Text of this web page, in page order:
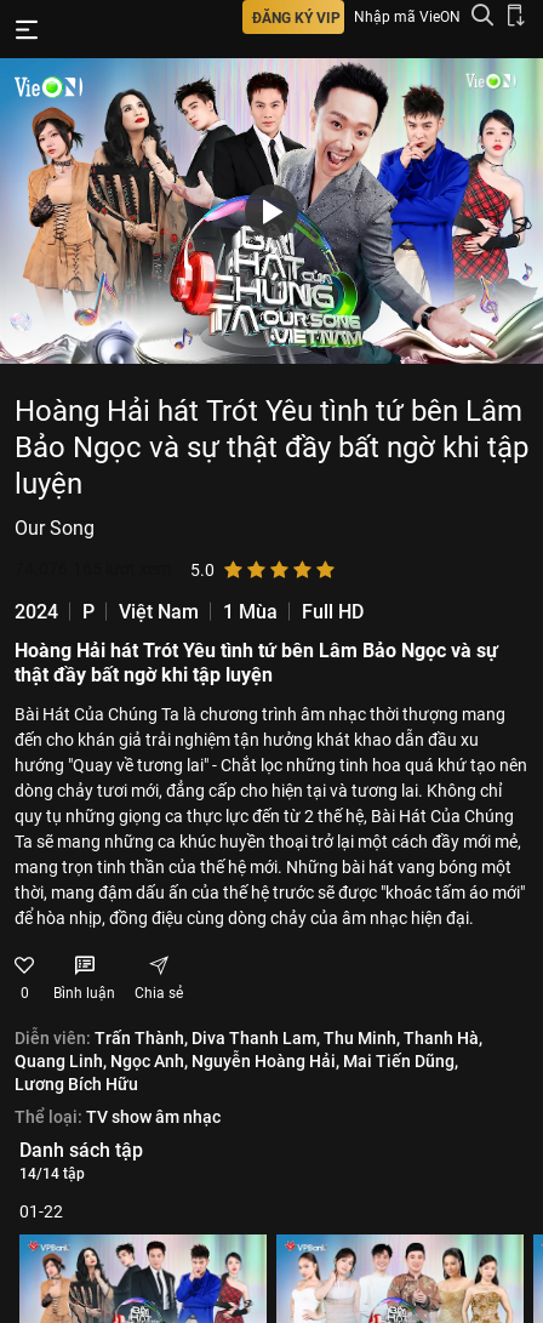
ĐĂNG KÝ VIP Nhập mã VieON
Hoàng Hải hát Trót Yêu tình tứ bên Lâm
Bảo Ngọc và sự thật đầy bất ngờ khi tập
luyện
Our Song
5.0
2024 P Việt Nam 1 Mùa
Full HD
Hoàng Hải hát Trót Yêu tình tứ bên Lâm Bảo Ngọc và sự
thật đầy bất ngờ khi tập luyện
Bài Hát Của Chúng Ta là chương trình âm nhạc thời thượng mang
đến cho khán giả trải nghiệm tận hưởng khát khao dẫn đầu xu
hướng "Quay về tương lai" - Chắt lọc những tinh hoa quá khứ tạo nên
dòng chảy tươi mới, đẳng cấp cho hiện tại và tương lai. Không chỉ
quy tụ những giọng ca thực lực đến từ 2 thế hệ, Bài Hát Của Chúng
Ta sẽ mang những ca khúc huyền thoại trở lại một cách đầy mới mẻ,
mang trọn tinh thần của thế hệ mới. Những bài hát vang bóng một
thời, mang đậm dấu ấn của thế hệ trước sẽ được "khoác tấm áo mới"
để hòa nhịp, đồng điệu cùng dòng chảy của âm nhạc hiện đại.
0 Bình luận Chia sẻ
Diễn viên: Trấn Thành, Diva Thanh Lam,Thu Minh,Thanh Hà,
Quang Linh, Ngọc Anh, Nguyễn Hoàng Hải, Mai Tiến Dũng,
Lương Bích Hữu
Thể loại: TV show âm nhạc
Danh sách tập
14/14 tập
01-22